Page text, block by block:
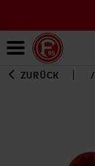
ZURÜCK /